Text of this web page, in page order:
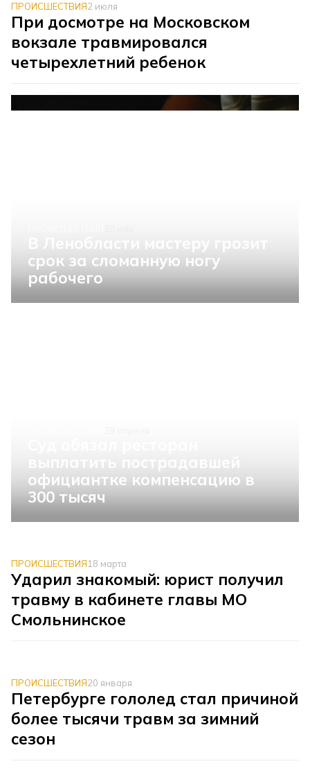
ПРОИСШЕСТВИЯ2 июля
При досмотре на Московском
вокзале травмировался
четырехлетний ребенок
срок за сломанную ногу
рабочего
официантке компенсацию в
300 тысяч
ПРОИСШЕСТВИЯ18 марта
Ударил знакомый: юрист получил
травму в кабинете главы МО
Смольнинское
ПРОИСШЕСТВИЯ20 января
Петербурге гололед стал причиной
более тысячи травм за зимний
сезон